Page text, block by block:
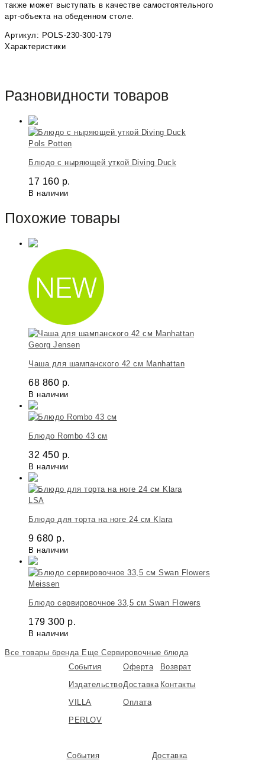
также может выступать в качестве самостоятельного
арт‑объекта на обеденном столе.
Артикул: POLS-230-300-179
Характеристики
Разновидности товаров
Pols Potten
Блюдо с ныряющей уткой Diving Duck
17 160 р.
В наличии
Похожие товары
Georg Jensen
Чаша для шампанского 42 см Manhattan
68 860 р.
В наличии
Блюдо Rombo 43 см
32 450 р.
В наличии
LSA
Блюдо для торта на ноге 24 cм Klara
9 680 р.
В наличии
Meissen
Блюдо сервировочное 33,5 см Swan Flowers
179 300 р.
В наличии
Все товары бренда Еще Сервировочные блюда
События
Издательство
VILLA
PERLOV
Оферта
Доставка
Оплата
Возврат
Контакты
События Доставка